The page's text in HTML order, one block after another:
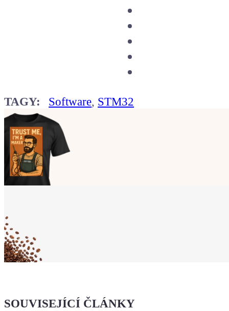
TAGY: Software, STM32
že jsi Maker!
Koupit tričko
SOUVISEJÍCÍ ČLÁNKY